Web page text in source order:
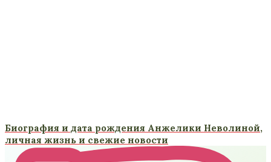
Биография и дата рождения Анжелики Неволиной,
личная жизнь и свежие новости